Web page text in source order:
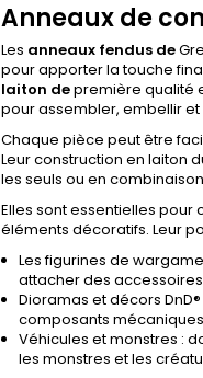
Anneaux de
Les anneaux fendus de
pour apporter la touche
laiton depremière qualité
pour assembler, embellir
Chaque pièce peut être
Leur construction en laiton
les seuls ou en
Elles sont essentielles
éléments décoratifs. Leur
Les figurines de
attacher des
Dioramas et décors
composants
Véhicules et monstres :
les monstres et les